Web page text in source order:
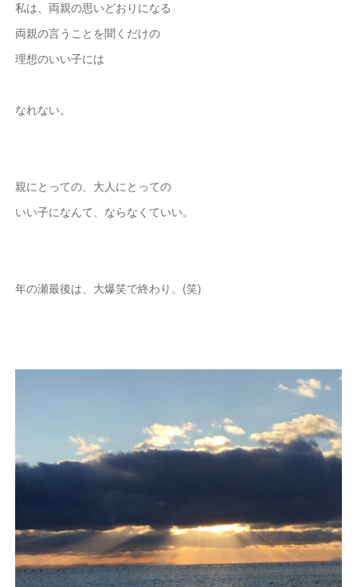
私は、両親の思いどおりになる
両親の言うことを聞くだけの
理想のいい子には
なれない。
親にとっての、大人にとっての
いい子になんて、ならなくていい。
年の瀬最後は、大爆笑で終わり。(笑)